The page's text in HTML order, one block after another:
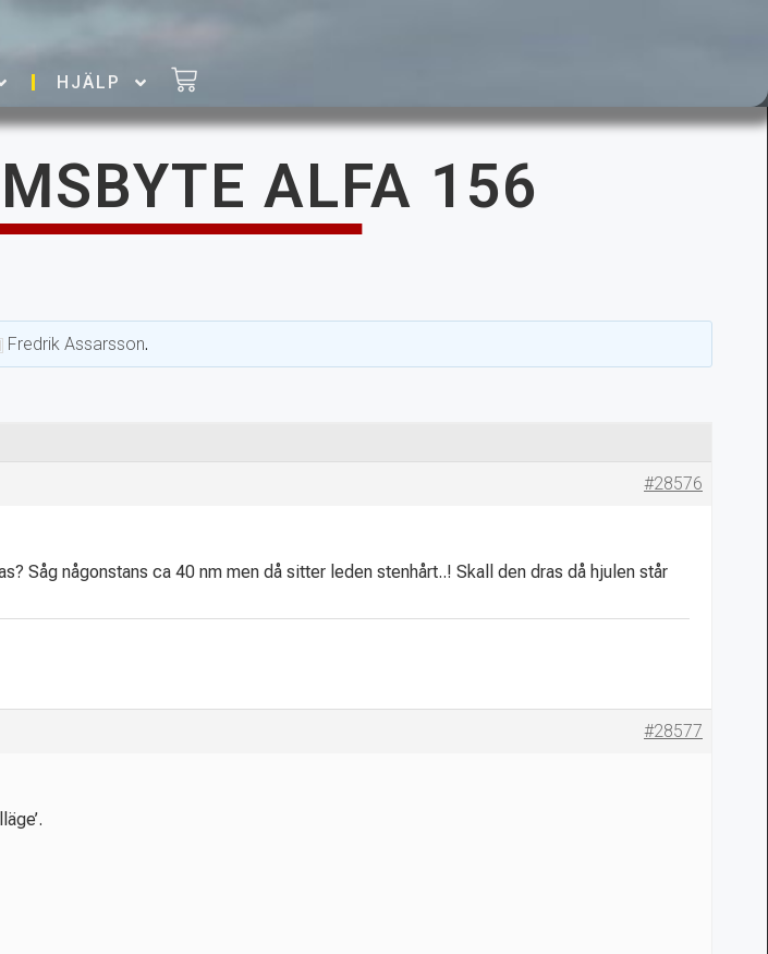
HJÄLP
ALFA 156
Fredrik Assarsson.
#28576
Såg någonstans ca 40 nm men då sitter leden stenhårt..! Skall den dras då hjulen står
#28577